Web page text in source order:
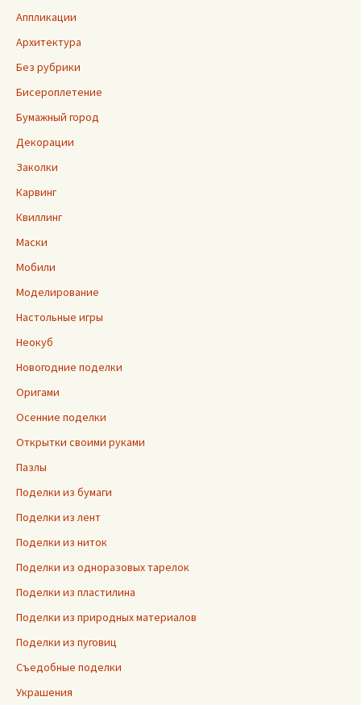
Аппликации
Архитектура
Без рубрики
Бисероплетение
Бумажный город
Декорации
Заколки
Карвинг
Квиллинг
Маски
Мобили
Моделирование
Настольные игры
Неокуб
Новогодние поделки
Оригами
Осенние поделки
Открытки своими руками
Пазлы
Поделки из бумаги
Поделки из лент
Поделки из ниток
Поделки из одноразовых тарелок
Поделки из пластилина
Поделки из природных материалов
Поделки из пуговиц
Съедобные поделки
Украшения